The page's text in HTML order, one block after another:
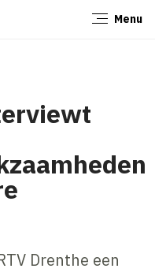
Menu
Drenthe een
Sluiten